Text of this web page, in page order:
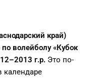
край)
волейболу «Кубок
г.р. Это по-
календаре